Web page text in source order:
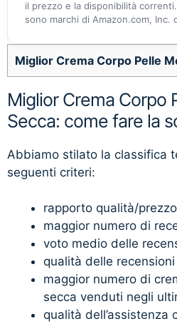
il prezzo e la disponibilità
sono marchi di Amazon.com, Inc.
Miglior Crema Corpo Pelle
Miglior Crema Corpo
Secca: come fare la
Abbiamo stilato la classifica
seguenti criteri:
rapporto qualità/
maggior numero di
voto medio delle
qualità delle recensioni
maggior numero di
secca venduti negli
qualità dell’assistenza